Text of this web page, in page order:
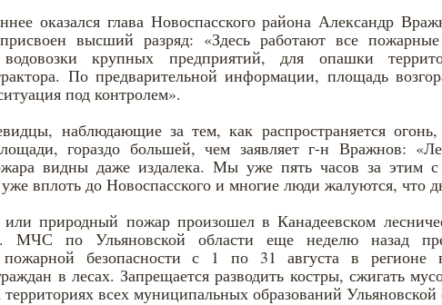
оказался глава Новоспасского района Александр
высший разряд: «Здесь работают все пожарные
крупных предприятий, для опашки
По предварительной информации, площадь
под контролем».
наблюдающие за тем, как распространяется
гораздо большей, чем заявляет г-н Вражнов:
видны даже издалека. Мы уже пять часов за этим
уже вплоть до Новоспасского и многие люди жалуются, что
природный пожар произошел в Канадеевском
МЧС по Ульяновской области еще неделю назад
пожарной безопасности с 1 по 31 августа в регионе
в лесах. Запрещается разводить костры, сжигать
всех муниципальных образований Ульяновской